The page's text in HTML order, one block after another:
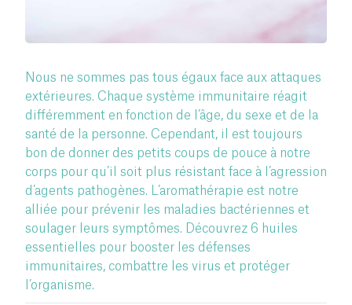
Nous ne sommes pas tous égaux face aux attaques
extérieures. Chaque système immunitaire réagit
différemment en fonction de l’âge, du sexe et de la
santé de la personne. Cependant, il est toujours
bon de donner des petits coups de pouce à notre
corps pour qu’il soit plus résistant face à l’agression
d’agents pathogènes. L’aromathérapie est notre
alliée pour prévenir les maladies bactériennes et
soulager leurs symptômes. Découvrez 6 huiles
essentielles pour booster les défenses
immunitaires, combattre les virus et protéger
l’organisme.